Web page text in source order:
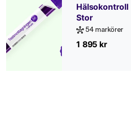
Hälsokontroll
Stor
54 markörer
1 895 kr